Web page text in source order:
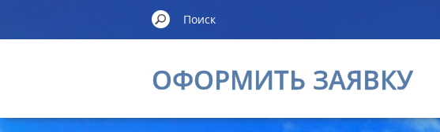
ОФОРМИТЬ ЗАЯВКУ